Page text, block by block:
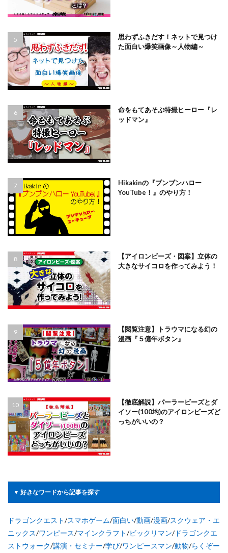
思わずふきだす！ネットで見つけ
た面白い爆笑画像～人物編～
命をもてあそぶ特撮ヒーロー『レ
ッドマン』
Hikakinの『ブンブンハロー
YouTube！』のやり方！
【アイロンビーズ・図案】立体の
大きなサイコロを作ってみよう！
【閲覧注意】トラウマになる幻の
漫画『５億年ボタン』
【徹底解説】パーラービーズとダ
イソー(100均)のアイロンビーズど
っちがいいの？
▼ 好きなワードから記事を探す
ドラゴンクエスト/スマホゲーム/面白い/動画/漫画/スクウェア・エ
ニックス/ワンピース/マインクラフト/ビックリマン/ドラゴンクエ
ストウォーク/講演・セミナー/学び/ワンピースマン/動物/らくぞー